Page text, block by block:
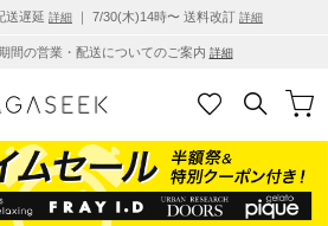
送遅延 詳細 ｜ 7/30(木)14時〜 送料改訂 詳細
間の営業・配送についてのご案内 詳細